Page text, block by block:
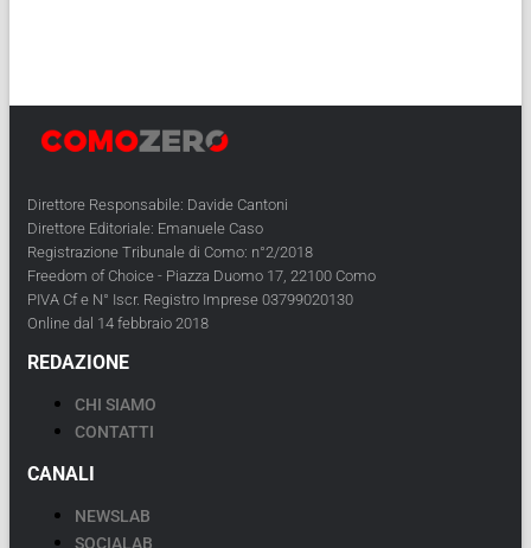
Direttore Responsabile: Davide Cantoni
Direttore Editoriale: Emanuele Caso
Registrazione Tribunale di Como: n°2/2018
Freedom of Choice - Piazza Duomo 17, 22100 Como
PIVA Cf e N° Iscr. Registro Imprese 03799020130
Online dal 14 febbraio 2018
REDAZIONE
CHI SIAMO
CONTATTI
CANALI
NEWSLAB
SOCIALAB